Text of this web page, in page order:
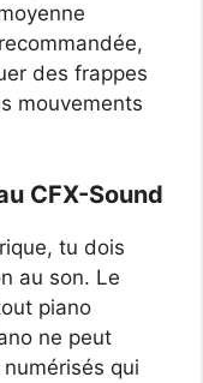
des frappes
mouvements
CFX-Sound
tu dois
au son. Le
piano
ne peut
qui